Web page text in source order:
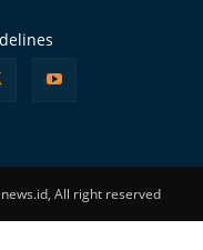
All right reserved